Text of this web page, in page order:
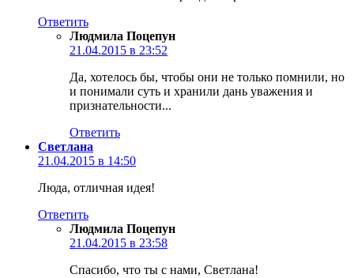
Ответить
Людмила Поцепун
21.04.2015 в 23:52
Да, хотелось бы, чтобы они не только помнили, но
и понимали суть и хранили дань уважения и
признательности...
Ответить
Светлана
21.04.2015 в 14:50
Люда, отличная идея!
Ответить
Людмила Поцепун
21.04.2015 в 23:58
Спасибо, что ты с нами, Светлана!